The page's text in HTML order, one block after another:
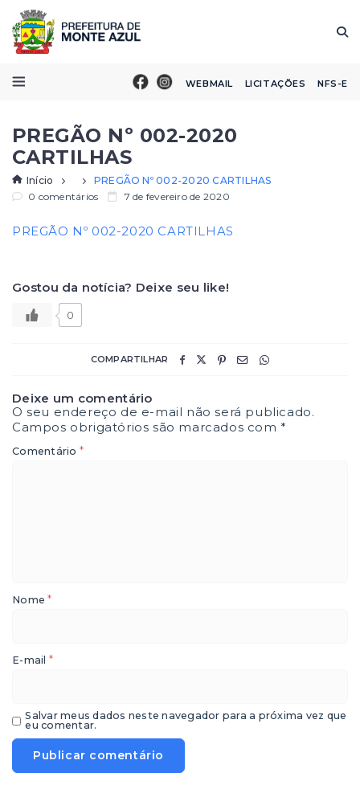
WEBMAIL LICITAÇÕES NFS-E
PREGÃO Nº 002-2020
CARTILHAS
Início
PREGÃO Nº 002-2020 CARTILHAS
0 comentários
7 de fevereiro de 2020
PREGÃO Nº 002-2020 CARTILHAS
Gostou da notícia? Deixe seu like!
0
COMPARTILHAR
Deixe um comentário
O seu endereço de e-mail não será publicado.
Campos obrigatórios são marcados com*
Comentário *
Nome*
E-mail *
Salvar meus dados neste navegador para a próxima vez que
eu comentar.